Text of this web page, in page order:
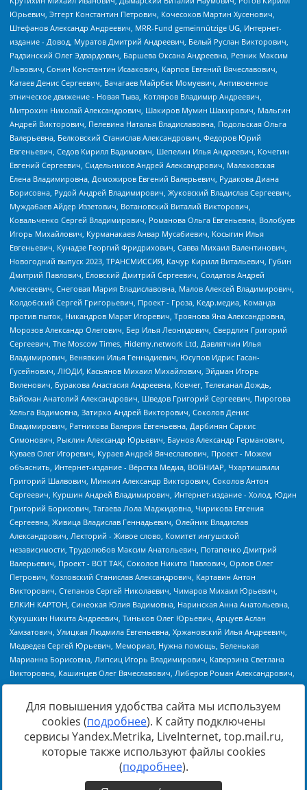
https://minjust.gov.ru/uploaded/files/reestr-
inostrannyih-agentov-22-03-2024.pdfданные на22.03.2024
Для повышения удобства сайта мы используем
cookies (подробнее). К сайту подключены
сервисы Yandex.Metrika, LiveInternet, top.mail.ru,
которые также используют файлы cookies
(подробнее).